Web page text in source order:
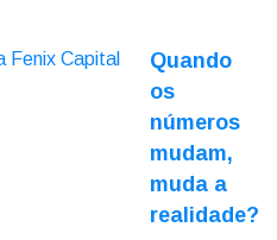
Quando
os
números
mudam,
muda a
realidade?